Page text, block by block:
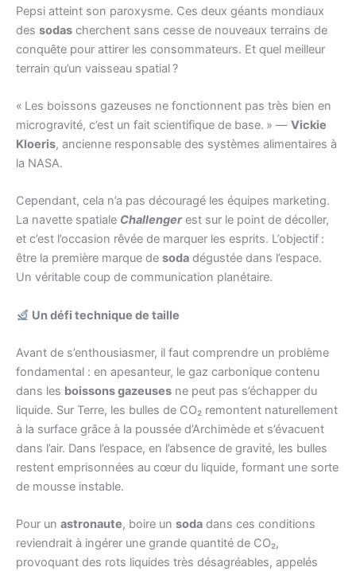
Pepsi atteint son paroxysme. Ces deux géants mondiaux
des sodas cherchent sans cesse de nouveaux terrains de
conquête pour attirer les consommateurs. Et quel meilleur
terrain qu’un vaisseau spatial ?
« Les boissons gazeuses ne fonctionnent pas très bien en
microgravité, c’est un fait scientifique de base. » — Vickie
Kloeris, ancienne responsable des systèmes alimentaires à
la NASA.
Cependant, cela n’a pas découragé les équipes marketing.
La navette spatiale Challengerest sur le point de décoller,
et c’est l’occasion rêvée de marquer les esprits. L’objectif :
être la première marque de soda dégustée dans l’espace.
Un véritable coup de communication planétaire.
Un défi technique de taille
Avant de s’enthousiasmer, il faut comprendre un problème
fondamental : en apesanteur, le gaz carbonique contenu
dans les boissons gazeuses ne peut pas s’échapper du
liquide. Sur Terre, les bulles de CO₂ remontent naturellement
à la surface grâce à la poussée d’Archimède et s’évacuent
dans l’air. Dans l’espace, en l’absence de gravité, les bulles
restent emprisonnées au cœur du liquide, formant une sorte
de mousse instable.
Pour un astronaute, boire un soda dans ces conditions
reviendrait à ingérer une grande quantité de CO₂,
provoquant des rots liquides très désagréables, appelés